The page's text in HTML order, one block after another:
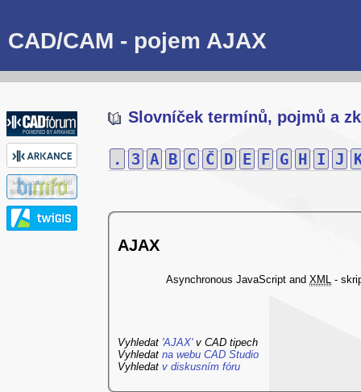
CAD/CAM - pojem AJAX
Slovníček termínů, pojmů a
. 3 A B C Č D E F G H I J
AJAX
Asynchronous JavaScript and XML -
Vyhledat 'AJAX'v CAD tipech
Vyhledat na webu CAD Studio
Vyhledat v diskusním fóru